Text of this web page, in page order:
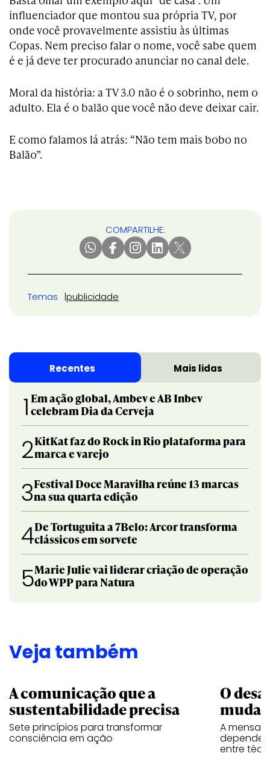
influenciador que montou sua própria TV, por
onde você provavelmente assistiu às últimas
Copas. Nem preciso falar o nome, você sabe quem
é e já deve ter procurado anunciar no canal dele.
Moral da história: a TV 3.0 não é o sobrinho, nem o
adulto. Ela é o balão que você não deve deixar cair.
E como falamos lá atrás: “Não tem mais bobo no
Balão”.
COMPARTILHE:
Temas publicidade
Recentes Mais lidas
1 Em ação global, Ambev e AB Inbev
celebram Dia da Cerveja
2KitKat faz do Rock in Rio plataforma para
marca e varejo
3Festival Doce Maravilha reúne 13 marcas
na sua quarta edição
4De Tortuguita a 7Belo: Arcor transforma
clássicos em sorvete
5Marie Julie vai liderar criação de operação
do WPP para Natura
Veja também
A comunicação que a
sustentabilidade precisa
Sete princípios para transformar
consciência em ação
O
A
depende
entre